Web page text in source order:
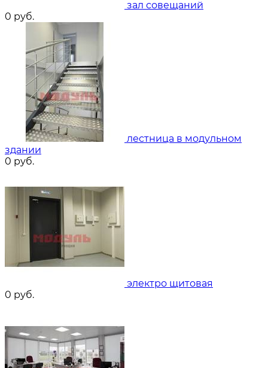
зал совещаний
0 руб.
лестница в модульном
здании
0 руб.
электро щитовая
0 руб.